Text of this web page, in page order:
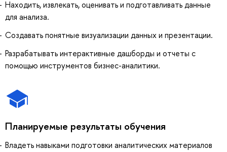
Находить, извлекать, оценивать и подготавливать данные
для анализа.
Создавать понятные визуализации данных и презентации.
Разрабатывать интерактивные дашборды и отчеты с
помощью инструментов бизнес-аналитики.
Планируемые результаты обучения
Владеть навыками подготовки аналитических материалов